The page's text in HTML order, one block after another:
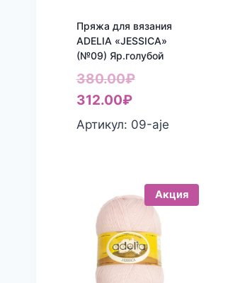
Пряжа для вязания
ADELIA «JESSICA»
(№09) Яр.голубой
380.00₽Первоначальная
составляла
312.00₽Текущая
цена:
Артикул: 09-aje
Акция